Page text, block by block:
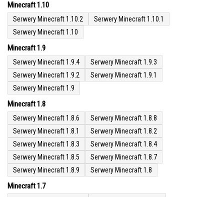
Minecraft 1.10
Serwery Minecraft 1.10.2
Serwery Minecraft 1.10.1
Serwery Minecraft 1.10
Minecraft 1.9
Serwery Minecraft 1.9.4
Serwery Minecraft 1.9.3
Serwery Minecraft 1.9.2
Serwery Minecraft 1.9.1
Serwery Minecraft 1.9
Minecraft 1.8
Serwery Minecraft 1.8.6
Serwery Minecraft 1.8.8
Serwery Minecraft 1.8.1
Serwery Minecraft 1.8.2
Serwery Minecraft 1.8.3
Serwery Minecraft 1.8.4
Serwery Minecraft 1.8.5
Serwery Minecraft 1.8.7
Serwery Minecraft 1.8.9
Serwery Minecraft 1.8
Minecraft 1.7